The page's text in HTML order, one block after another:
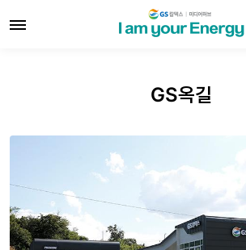
GS옥길